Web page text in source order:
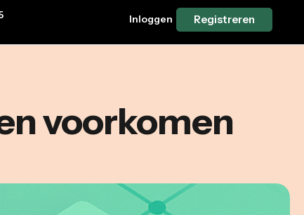
Inloggen Registreren
voorkomen